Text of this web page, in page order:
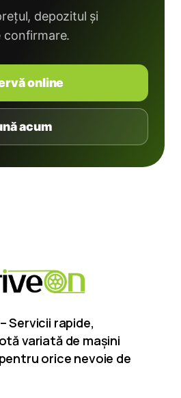
depozitul și
confirmare.
online
acum
Servicii rapide,
variată de mașini
orice nevoie de